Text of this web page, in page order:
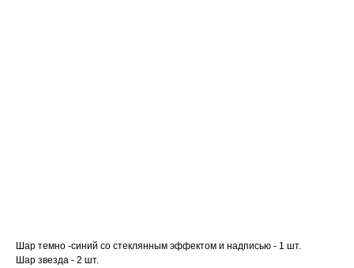
Шар темно -синий со стеклянным эффектом и надписью - 1 шт.
Шар звезда - 2 шт.